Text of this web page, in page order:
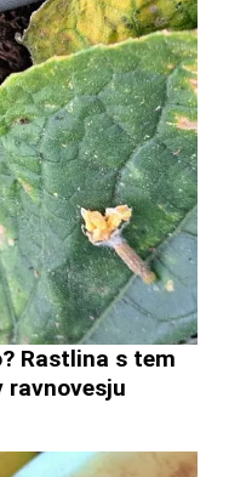
Rastlina s tem
ravnovesju